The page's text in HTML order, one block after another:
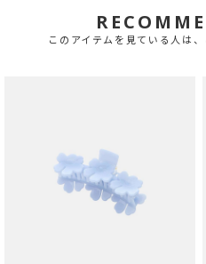
このアイテムを見ている人は